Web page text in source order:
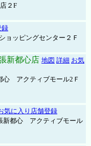
２F
録
ョッピングセンター２Ｆ
新都心店 地図 詳細 お気
心 アクティブモール2Ｆ
気に入り店舗登録
新都心 アクティブモール